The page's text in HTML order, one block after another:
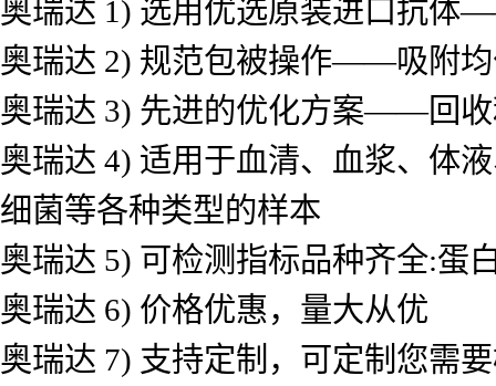
食品安全：检测农药残留、抗生素
环境监测：分析水体或土壤中的
呕吐霉素(vomitoxin)ELISA检测试
奥瑞达生物 试剂盒优势如下:
奥瑞达 1) 选用优选原装进口抗体
奥瑞达 2) 规范包被操作——吸附
奥瑞达 3) 先进的优化方案——回
奥瑞达 4) 适用于血清、血浆、体